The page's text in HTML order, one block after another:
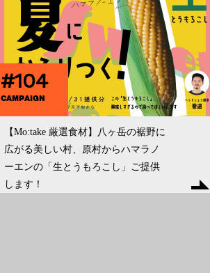
#104
CAMPAIGN
【Mo:take 厳選食材】八ヶ岳の裾野に
広がる美しい村、原村からハマラノ
ーエンの「生とうもろこし」ご提供
します！